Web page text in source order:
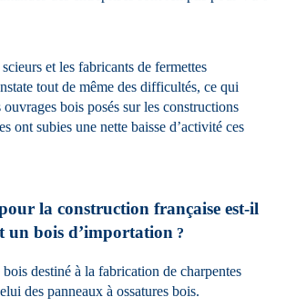
et les fabricants de fermettes
tout de même des difficultés, ce qui
bois posés sur les constructions
ont subies une nette baisse d’activité ces
la construction française est-il
un bois d’importation ?
destiné à la fabrication de charpentes
des panneaux à ossatures bois.